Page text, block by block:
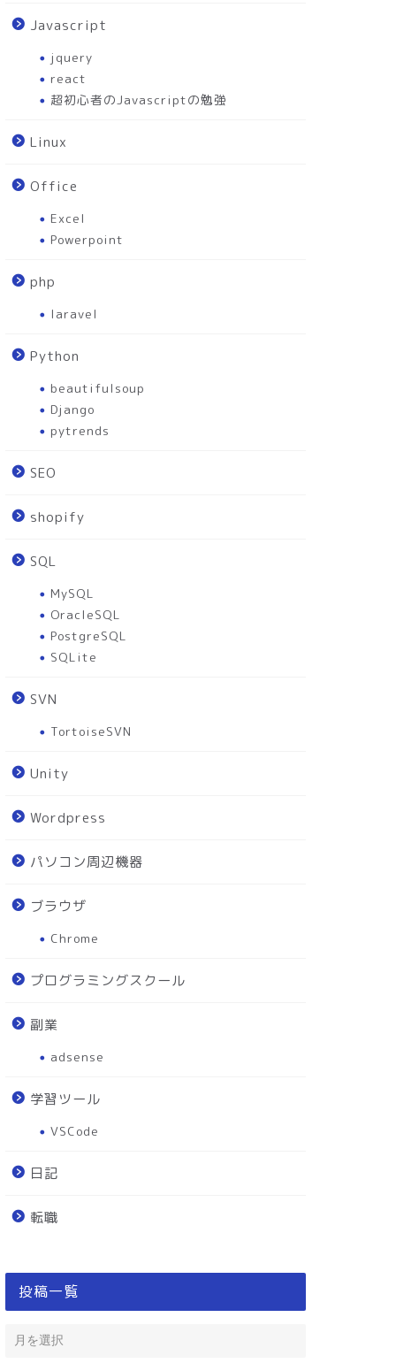
Javascript
jquery
react
超初心者のJavascriptの勉強
Linux
Office
Excel
Powerpoint
php
laravel
Python
beautifulsoup
Django
pytrends
SEO
shopify
SQL
MySQL
OracleSQL
PostgreSQL
SQLite
SVN
TortoiseSVN
Unity
Wordpress
パソコン周辺機器
ブラウザ
Chrome
プログラミングスクール
副業
adsense
学習ツール
VSCode
日記
転職
投稿一覧